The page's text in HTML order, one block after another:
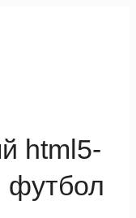
html5-
футбол